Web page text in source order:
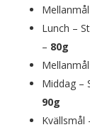
Lunch –
– 80g
Middag –
90g
Kvällsmål